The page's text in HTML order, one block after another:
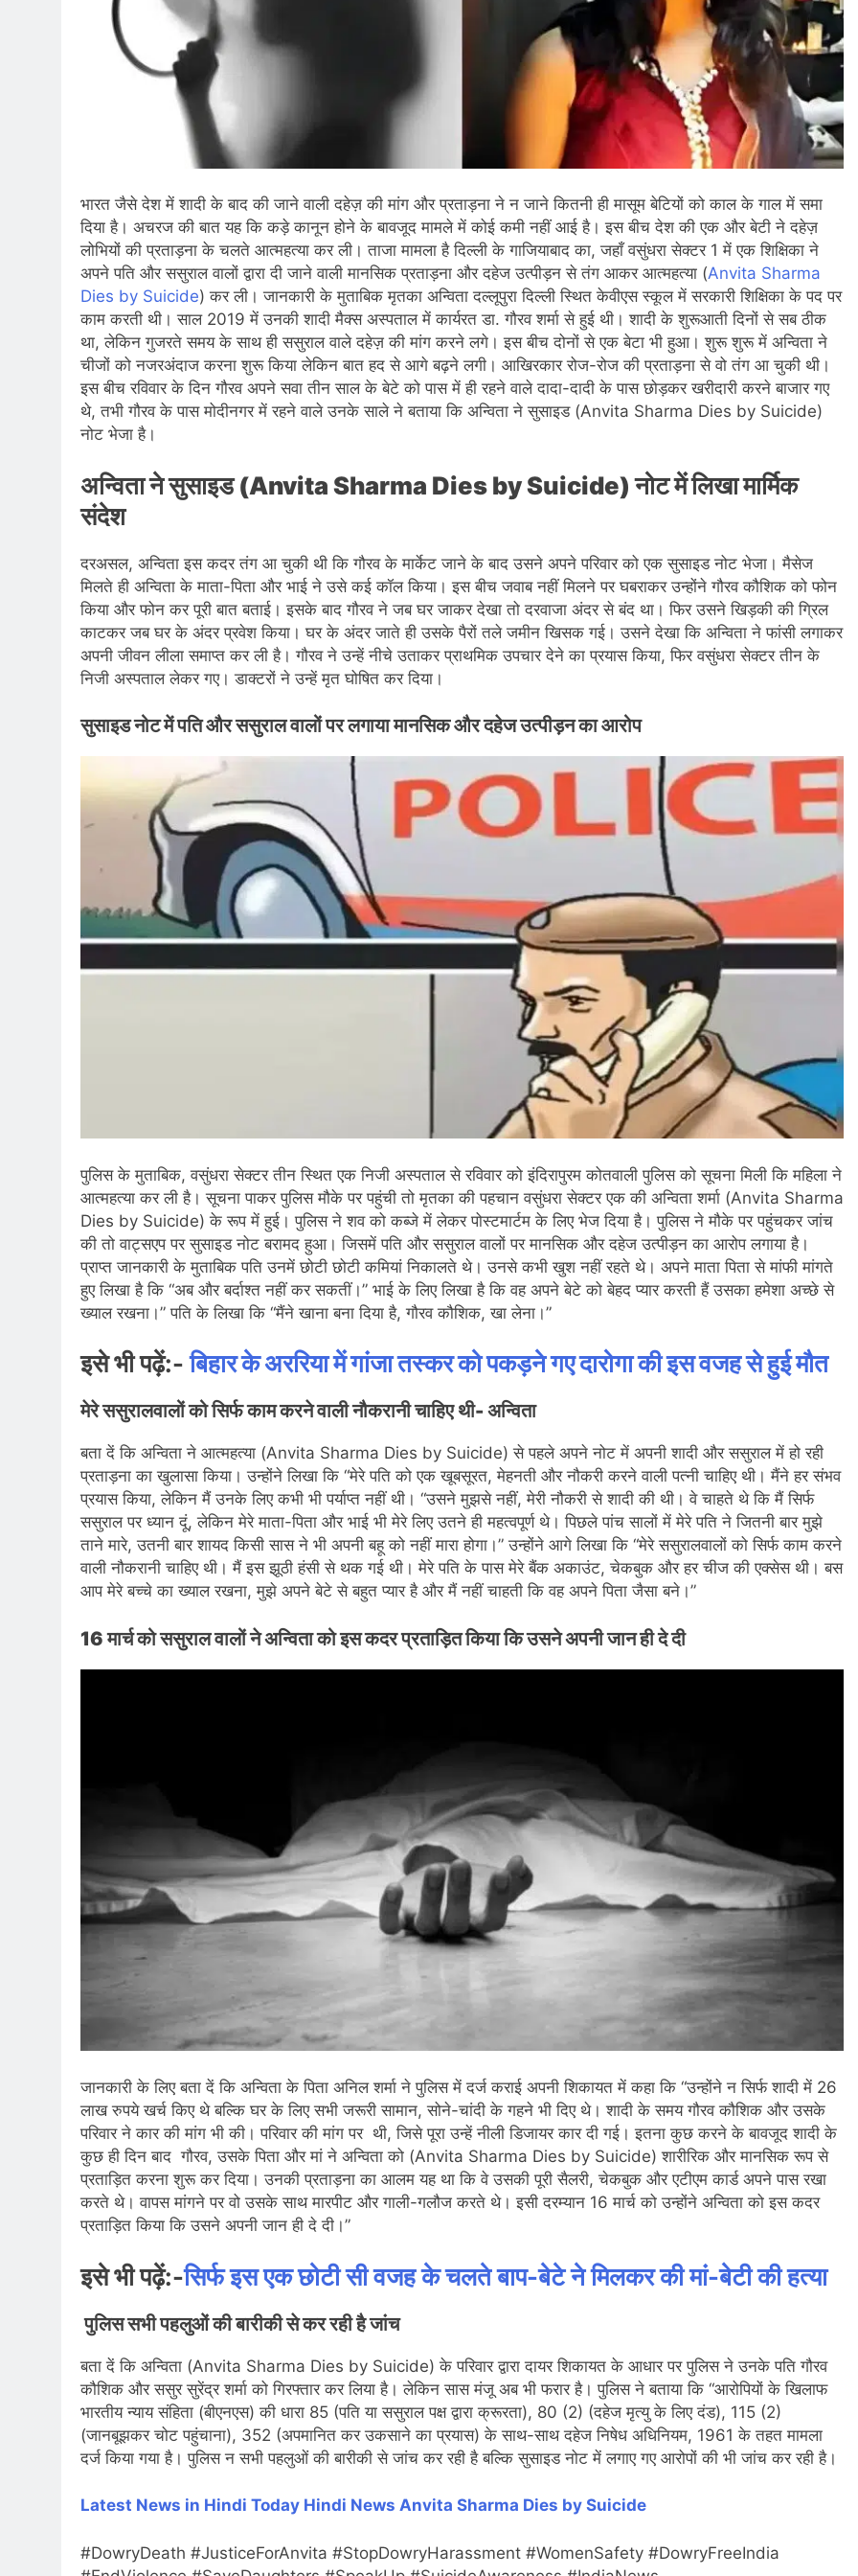
भारत जैसे देश में शादी के बाद की जाने वाली दहेज़ की मांग और प्रताड़ना ने न जाने कितनी ही मासूम बेटियों को काल के गाल में समा
दिया है। अचरज की बात यह कि कड़े कानून होने के बावजूद मामले में कोई कमी नहीं आई है। इस बीच देश की एक और बेटी ने दहेज़
लोभियों की प्रताड़ना के चलते आत्महत्या कर ली। ताजा मामला है दिल्ली के गाजियाबाद का, जहाँ वसुंधरा सेक्टर 1 में एक शिक्षिका ने
अपने पति और ससुराल वालों द्वारा दी जाने वाली मानसिक प्रताड़ना और दहेज उत्पीड़न से तंग आकर आत्महत्या (Anvita Sharma
Dies by Suicide) कर ली। जानकारी के मुताबिक मृतका अन्विता दल्लूपुरा दिल्ली स्थित केवीएस स्कूल में सरकारी शिक्षिका के पद पर
काम करती थी। साल 2019 में उनकी शादी मैक्स अस्पताल में कार्यरत डा. गौरव शर्मा से हुई थी। शादी के शुरूआती दिनों से सब ठीक
था, लेकिन गुजरते समय के साथ ही ससुराल वाले दहेज़ की मांग करने लगे। इस बीच दोनों से एक बेटा भी हुआ। शुरू शुरू में अन्विता ने
चीजों को नजरअंदाज करना शुरू किया लेकिन बात हद से आगे बढ़ने लगी। आखिरकार रोज-रोज की प्रताड़ना से वो तंग आ चुकी थी।
इस बीच रविवार के दिन गौरव अपने सवा तीन साल के बेटे को पास में ही रहने वाले दादा-दादी के पास छोड़कर खरीदारी करने बाजार गए
थे, तभी गौरव के पास मोदीनगर में रहने वाले उनके साले ने बताया कि अन्विता ने सुसाइड (Anvita Sharma Dies by Suicide)
नोट भेजा है।
अन्विता ने सुसाइड (Anvita Sharma Dies by Suicide) नोट में लिखा मार्मिक
संदेश
दरअसल, अन्विता इस कदर तंग आ चुकी थी कि गौरव के मार्केट जाने के बाद उसने अपने परिवार को एक सुसाइड नोट भेजा। मैसेज
मिलते ही अन्विता के माता-पिता और भाई ने उसे कई कॉल किया। इस बीच जवाब नहीं मिलने पर घबराकर उन्होंने गौरव कौशिक को फोन
किया और फोन कर पूरी बात बताई। इसके बाद गौरव ने जब घर जाकर देखा तो दरवाजा अंदर से बंद था। फिर उसने खिड़की की ग्रिल
काटकर जब घर के अंदर प्रवेश किया। घर के अंदर जाते ही उसके पैरों तले जमीन खिसक गई। उसने देखा कि अन्विता ने फांसी लगाकर
अपनी जीवन लीला समाप्त कर ली है। गौरव ने उन्हें नीचे उताकर प्राथमिक उपचार देने का प्रयास किया, फिर वसुंधरा सेक्टर तीन के
निजी अस्पताल लेकर गए। डाक्टरों ने उन्हें मृत घोषित कर दिया।
सुसाइड नोट में पति और ससुराल वालों पर लगाया मानसिक और दहेज उत्पीड़न का आरोप
पुलिस के मुताबिक, वसुंधरा सेक्टर तीन स्थित एक निजी अस्पताल से रविवार को इंदिरापुरम कोतवाली पुलिस को सूचना मिली कि महिला ने
आत्महत्या कर ली है। सूचना पाकर पुलिस मौके पर पहुंची तो मृतका की पहचान वसुंधरा सेक्टर एक की अन्विता शर्मा (Anvita Sharma
Dies by Suicide) के रूप में हुई। पुलिस ने शव को कब्जे में लेकर पोस्टमार्टम के लिए भेज दिया है। पुलिस ने मौके पर पहुंचकर जांच
की तो वाट्सएप पर सुसाइड नोट बरामद हुआ। जिसमें पति और ससुराल वालों पर मानसिक और दहेज उत्पीड़न का आरोप लगाया है।
प्राप्त जानकारी के मुताबिक पति उनमें छोटी छोटी कमियां निकालते थे। उनसे कभी खुश नहीं रहते थे। अपने माता पिता से मांफी मांगते
हुए लिखा है कि “अब और बर्दाश्त नहीं कर सकतीं।” भाई के लिए लिखा है कि वह अपने बेटे को बेहद प्यार करती हैं उसका हमेशा अच्छे से
ख्याल रखना।” पति के लिखा कि “मैंने खाना बना दिया है, गौरव कौशिक, खा लेना।”
इसे भी पढ़ें:-बिहार के अररिया में गांजा तस्कर को पकड़ने गए दारोगा की इस वजह से हुई मौत
मेरे ससुरालवालों को सिर्फ काम करने वाली नौकरानी चाहिए थी- अन्विता
बता दें कि अन्विता ने आत्महत्या (Anvita Sharma Dies by Suicide) से पहले अपने नोट में अपनी शादी और ससुराल में हो रही
प्रताड़ना का खुलासा किया। उन्होंने लिखा कि “मेरे पति को एक खूबसूरत, मेहनती और नौकरी करने वाली पत्नी चाहिए थी। मैंने हर संभव
प्रयास किया, लेकिन मैं उनके लिए कभी भी पर्याप्त नहीं थी। “उसने मुझसे नहीं, मेरी नौकरी से शादी की थी। वे चाहते थे कि मैं सिर्फ
ससुराल पर ध्यान दूं, लेकिन मेरे माता-पिता और भाई भी मेरे लिए उतने ही महत्वपूर्ण थे। पिछले पांच सालों में मेरे पति ने जितनी बार मुझे
ताने मारे, उतनी बार शायद किसी सास ने भी अपनी बहू को नहीं मारा होगा।” उन्होंने आगे लिखा कि “मेरे ससुरालवालों को सिर्फ काम करने
वाली नौकरानी चाहिए थी। मैं इस झूठी हंसी से थक गई थी। मेरे पति के पास मेरे बैंक अकाउंट, चेकबुक और हर चीज की एक्सेस थी। बस
आप मेरे बच्चे का ख्याल रखना, मुझे अपने बेटे से बहुत प्यार है और मैं नहीं चाहती कि वह अपने पिता जैसा बने।”
16 मार्च को ससुराल वालों ने अन्विता को इस कदर प्रताड़ित किया कि उसने अपनी जान ही दे दी
जानकारी के लिए बता दें कि अन्विता के पिता अनिल शर्मा ने पुलिस में दर्ज कराई अपनी शिकायत में कहा कि “उन्होंने न सिर्फ शादी में 26
लाख रुपये खर्च किए थे बल्कि घर के लिए सभी जरूरी सामान, सोने-चांदी के गहने भी दिए थे। शादी के समय गौरव कौशिक और उसके
परिवार ने कार की मांग भी की। परिवार की मांग पर थी, जिसे पूरा उन्हें नीली डिजायर कार दी गई। इतना कुछ करने के बावजूद शादी के
कुछ ही दिन बाद गौरव, उसके पिता और मां ने अन्विता को (Anvita Sharma Dies by Suicide) शारीरिक और मानसिक रूप से
प्रताड़ित करना शुरू कर दिया। उनकी प्रताड़ना का आलम यह था कि वे उसकी पूरी सैलरी, चेकबुक और एटीएम कार्ड अपने पास रखा
करते थे। वापस मांगने पर वो उसके साथ मारपीट और गाली-गलौज करते थे। इसी दरम्यान 16 मार्च को उन्होंने अन्विता को इस कदर
प्रताड़ित किया कि उसने अपनी जान ही दे दी।”
इसे भी पढ़ें:-सिर्फ इस एक छोटी सी वजह के चलते बाप-बेटे ने मिलकर की मां-बेटी की हत्या
पुलिस सभी पहलुओं की बारीकी से कर रही है जांच
बता दें कि अन्विता (Anvita Sharma Dies by Suicide) के परिवार द्वारा दायर शिकायत के आधार पर पुलिस ने उनके पति गौरव
कौशिक और ससुर सुरेंद्र शर्मा को गिरफ्तार कर लिया है। लेकिन सास मंजू अब भी फरार है। पुलिस ने बताया कि “आरोपियों के खिलाफ
भारतीय न्याय संहिता (बीएनएस) की धारा 85 (पति या ससुराल पक्ष द्वारा क्रूरता), 80 (2) (दहेज मृत्यु के लिए दंड), 115 (2)
(जानबूझकर चोट पहुंचाना), 352 (अपमानित कर उकसाने का प्रयास) के साथ-साथ दहेज निषेध अधिनियम, 1961 के तहत मामला
दर्ज किया गया है। पुलिस न सभी पहलुओं की बारीकी से जांच कर रही है बल्कि सुसाइड नोट में लगाए गए आरोपों की भी जांच कर रही है।
Latest News in Hindi Today Hindi News Anvita Sharma Dies by Suicide
#DowryDeath #JusticeForAnvita #StopDowryHarassment #WomenSafety #DowryFreeIndia